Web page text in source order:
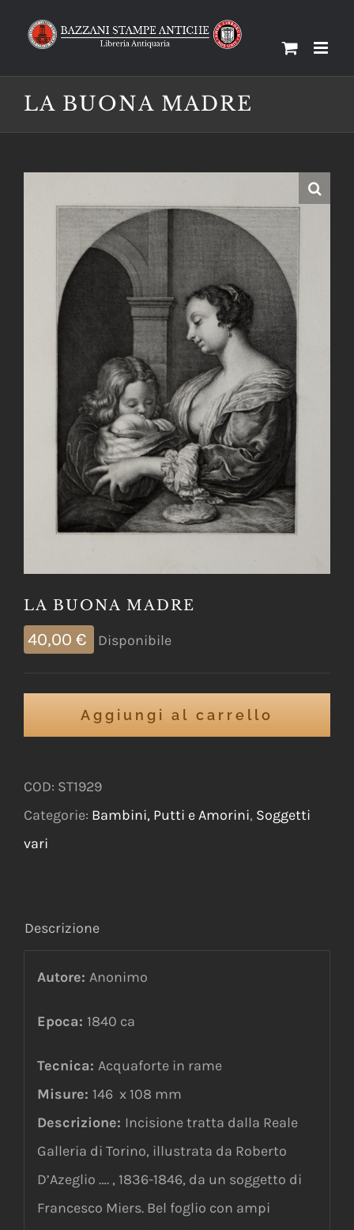
LA BUONA MADRE
LA BUONA MADRE
40,00 € Disponibile
Aggiungi al carrello
COD: ST1929
Categorie: Bambini, Putti e Amorini, Soggetti
vari
Descrizione
Autore: Anonimo
Epoca: 1840 ca
Tecnica: Acquaforte in rame
Misure: 146 x 108 mm
Descrizione: Incisione tratta dalla Reale
Galleria di Torino, illustrata da Roberto
D’Azeglio …. , 1836-1846, da un soggetto di
Francesco Miers. Bel foglio con ampi